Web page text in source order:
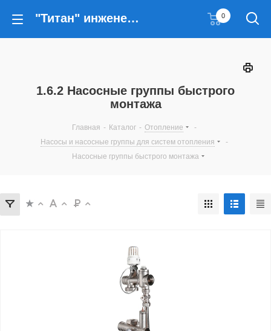
"Титан" инженерные решения 0
1.6.2 Насосные группы быстрого
монтажа
Главная - Каталог - Отопление
-
Насосы и насосные группы для систем отопления
-
Насосные группы быстрого монтажа